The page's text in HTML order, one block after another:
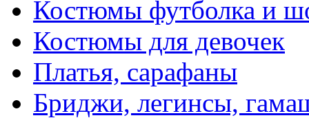
Костюмы футболка и
Костюмы для девочек
Платья, сарафаны
Бриджи, легинсы,